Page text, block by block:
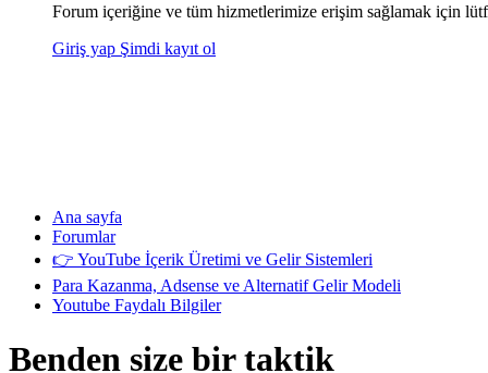
Forum içeriğine ve tüm hizmetlerimize erişim sağlamak için
Giriş yap Şimdi kayıt ol
Ana sayfa
Forumlar
👉 YouTube İçerik Üretimi ve Gelir Sistemleri
Para Kazanma, Adsense ve Alternatif Gelir Modeli
Youtube Faydalı Bilgiler
Benden size bir taktik